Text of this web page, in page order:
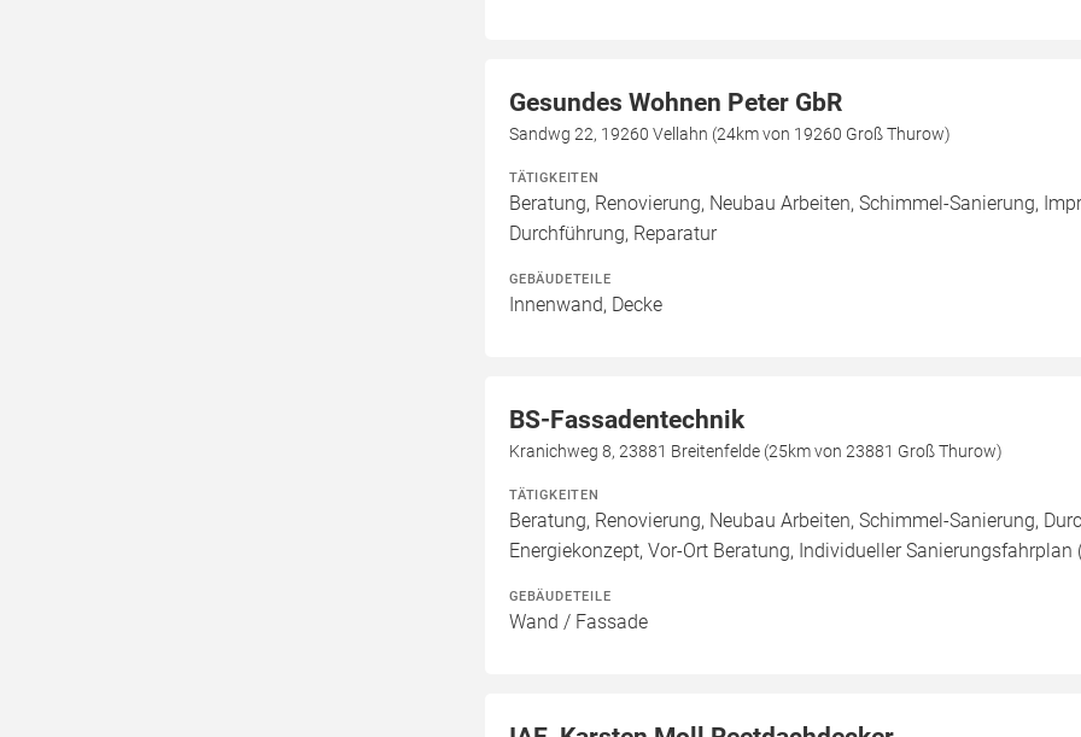
Gesundes Wohnen Peter GbR
Sandwg 22, 19260 Vellahn (24km von 19260 Groß Thurow)
TÄTIGKEITEN
Beratung, Renovierung, Neubau Arbeiten, Schimmel-Sanierung,
Durchführung, Reparatur
GEBÄUDETEILE
Innenwand, Decke
BS-Fassadentechnik
Kranichweg 8, 23881 Breitenfelde (25km von 23881 Groß Thurow)
TÄTIGKEITEN
Beratung, Renovierung, Neubau Arbeiten, Schimmel-Sanierung,
Energiekonzept, Vor-Ort Beratung, Individueller Sanierungsfahrplan
GEBÄUDETEILE
Wand / Fassade